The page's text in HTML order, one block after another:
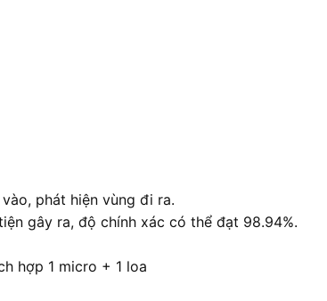
phát hiện vùng đi ra.
gây ra, độ chính xác có thể đạt 98.94%.
hợp 1 micro + 1 loa